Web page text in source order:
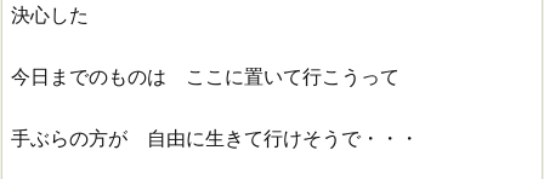
決心した
今日までのものは ここに置いて行こうって
手ぶらの方が 自由に生きて行けそうで・・・